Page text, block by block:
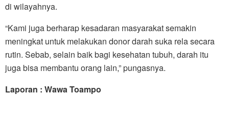
di wilayahnya.
“Kami juga berharap kesadaran masyarakat semakin
meningkat untuk melakukan donor darah suka rela secara
rutin. Sebab, selain baik bagi kesehatan tubuh, darah itu
juga bisa membantu orang lain,” pungasnya.
Laporan : Wawa Toampo